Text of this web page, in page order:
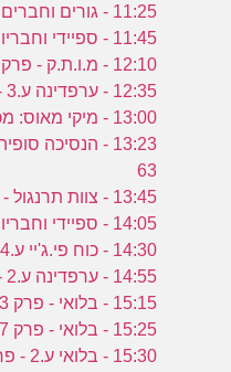
11:25 - גורים וחברים ע.3 - פרק 59
11:45 - ספיידי וחבריו המופלאים - פרק 11
12:10 - מ.ו.ת.ק - פרק 7
12:35 - ערפדינה ע.3 - פרק 73
13:00 - מיקי מאוס: מכוניות המירוץ - פרק 7
63
13:45 - צוות תרנגול - פרק 13
14:05 - ספיידי וחבריו המופלאים - פרק 15
14:30 - כוח פי.ג'יי ע.4 - פרק 94
14:55 - ערפדינה ע.2 - פרק 31
15:15 - בלואי - פרק 13
15:25 - בלואי - פרק 47
15:30 - בלואי ע.2 - פרק 81